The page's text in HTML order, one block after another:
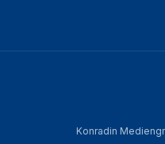
Konradin